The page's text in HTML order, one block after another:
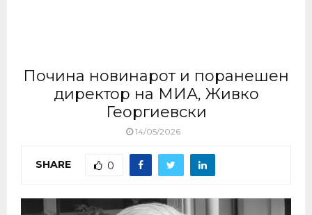
Почина новинарот и поранешен
директор на МИА, Живко
Георгиевски
14/05/2026
SHARE 0